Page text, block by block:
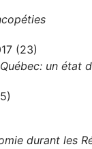
(23)
un état
durant les